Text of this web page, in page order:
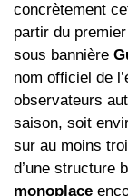
concrètement
partir du premier
sous bannière
nom officiel de
observateurs
saison, soit
sur au moins
d’une structure
monoplace